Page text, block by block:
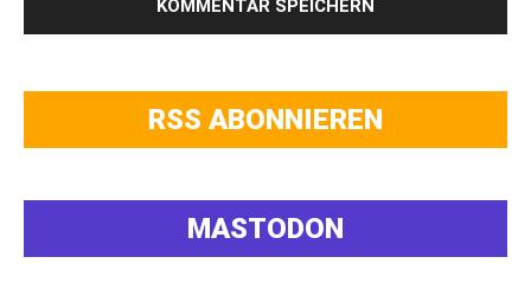
RSS ABONNIEREN
MASTODON